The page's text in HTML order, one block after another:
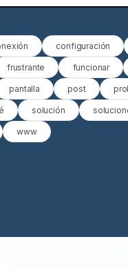
configuración
frustrante funcionar
pantalla post
solución
www